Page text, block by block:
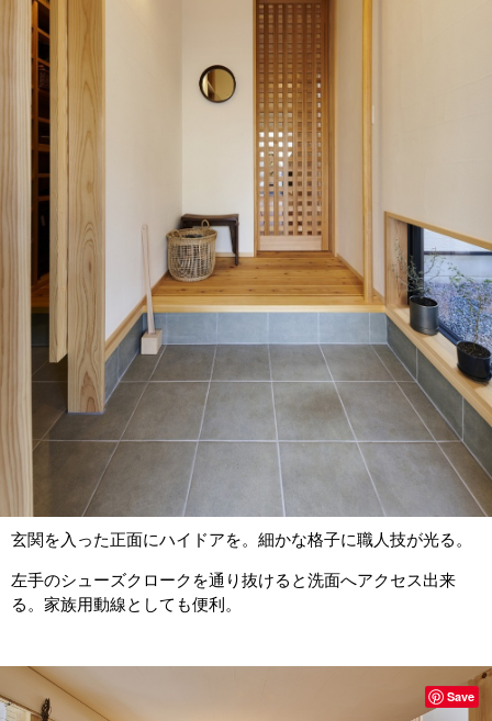
玄関を入った正面にハイドアを。細かな格子に職人技が光る。
左手のシューズクロークを通り抜けると洗面へアクセス出来
る。家族用動線としても便利。
Save